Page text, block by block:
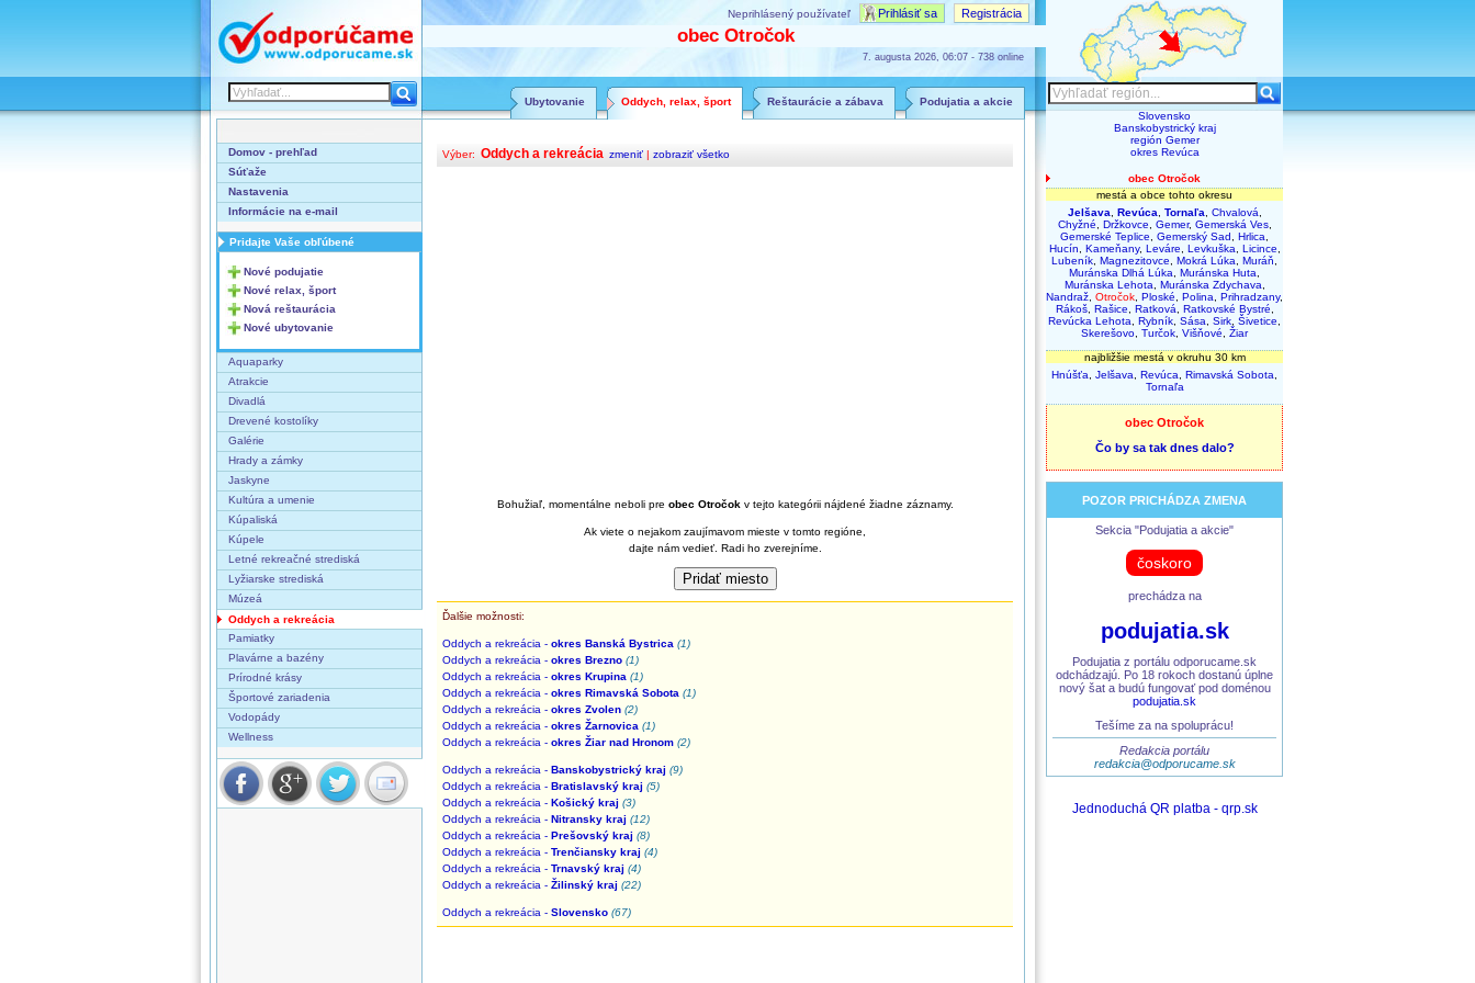
Neprihlásený používateľ Prihlásiť sa Registrácia
obec Otročok
7. augusta 2026, 06:07 - 738 online
Podujatia a akcie
Reštaurácie a zábava
Oddych, relax, šport
Ubytovanie
Domov - prehľad
Súťaže
Nastavenia
Informácie na e-mail
Pridajte Vaše obľúbené
Nové podujatie
Nové relax, šport
Nová reštaurácia
Nové ubytovanie
Aquaparky
Atrakcie
Divadlá
Drevené kostolíky
Galérie
Hrady a zámky
Jaskyne
Kultúra a umenie
Kúpaliská
Kúpele
Letné rekreačné strediská
Lyžiarske strediská
Múzeá
Oddych a rekreácia
Pamiatky
Plavárne a bazény
Prírodné krásy
Športové zariadenia
Vodopády
Wellness
Výber: Oddych a rekreácia zmeniť | zobraziť všetko
Bohužiaľ, momentálne neboli pre obec Otročokv tejto kategórii nájdené žiadne záznamy.
Ak viete o nejakom zaujímavom mieste v tomto regióne,
dajte nám vedieť. Radi ho zverejníme.
Ďalšie možnosti:
Oddych a rekreácia - okres Banská Bystrica (1)
Oddych a rekreácia - okres Brezno (1)
Oddych a rekreácia - okres Krupina (1)
Oddych a rekreácia - okres Rimavská Sobota (1)
Oddych a rekreácia - okres Zvolen (2)
Oddych a rekreácia - okres Žarnovica (1)
Oddych a rekreácia - okres Žiar nad Hronom (2)
Oddych a rekreácia - Banskobystrický kraj (9)
Oddych a rekreácia - Bratislavský kraj (5)
Oddych a rekreácia - Košický kraj (3)
Oddych a rekreácia - Nitransky kraj (12)
Oddych a rekreácia - Prešovský kraj (8)
Oddych a rekreácia - Trenčiansky kraj (4)
Oddych a rekreácia - Trnavský kraj (4)
Oddych a rekreácia - Žilinský kraj (22)
Oddych a rekreácia - Slovensko (67)
Slovensko
Banskobystrický kraj
región Gemer
okres Revúca
obec Otročok
mestá a obce tohto okresu
Jelšava
Revúca Tornaľa Chvalová
Chyžné
Držkovce Gemer, Gemerská Ves,
Gemerské Teplice
Gemerský Sad Hrlica
Hucín
Kameňany, Leváre Levkuška Licince
Lubeník Magnezitovce Mokrá Lúka Muráň
Muránska Dlhá Lúka
Muránska Huta
Muránska Lehota
Muránska Zdychava
Nandraž Otročok Ploské Polina Prihradzany,
Rákoš, Rašice Ratková Ratkovské Bystré
Revúcka Lehota
Rybník Sása Sirk Šivetice
Skerešovo Turčok Višňové
Žiar
najbližšie mestá v okruhu 30 km
Hnúšťa
Jelšava Revúca Rimavská Sobota
Tornaľa
obec Otročok
Čo by sa tak dnes dalo?
POZOR PRICHÁDZA ZMENA
Sekcia "Podujatia a akcie"
čoskoro
prechádza na
podujatia.sk
Podujatia z portálu odporucame.sk
odchádzajú. Po 18 rokoch dostanú úplne
nový šat a budú fungovať pod doménou
podujatia.sk
Tešíme za na spoluprácu!
Redakcia portálu
redakcia@odporucame.sk
Jednoduchá QR platba - qrp.sk